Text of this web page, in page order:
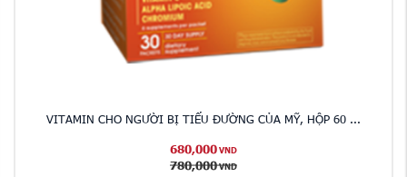
VITAMIN CHO NGƯỜI BỊ TIỂU ĐƯỜNG CỦA MỸ, HỘP 60 ...
680,000 VND
780,000 VND